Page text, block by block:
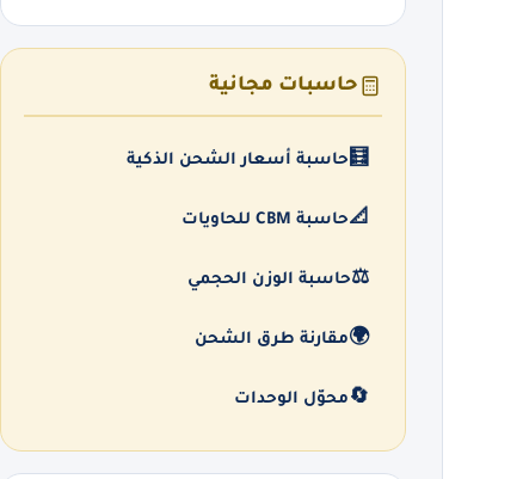
حاسبات مجانية
🧮 حاسبة أسعار الشحن الذكية
📐حاسبة CBM للحاويات
⚖️حاسبة الوزن الحجمي
🌍مقارنة طرق الشحن
🔄 محوّل الوحدات